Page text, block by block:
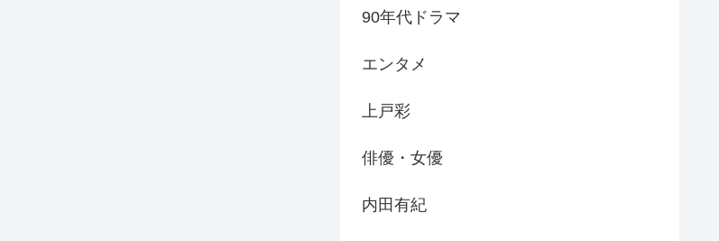
90年代ドラマ
エンタメ
上戸彩
俳優・女優
内田有紀